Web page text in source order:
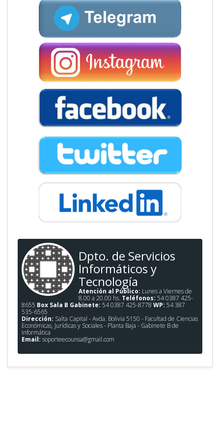
Dpto. de Servicios
Informáticos y
Tecnología
Atención al Público: Lunes a Viernes de
8.00 a 20.00 hs. Teléfonos: 54 0387 425-
8655 Box Sala B Gabinete: 54 0387 425-8778 WP: 54 387
535-6565
Dirección: Salta Capital - Avda. Bolivia 5150 - Facultad de Ciencias
Económicas, Jurídicas y Sociales - Planta Baja - Gabinete B de
Informática
Email: soporteecounsa@gmail.com